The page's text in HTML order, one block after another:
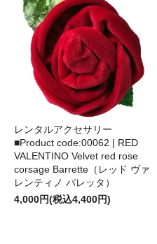
レンタルアクセサリー
■Product code:00062 | RED
VALENTINO Velvet red rose
corsage Barrette（レッド ヴァ
レンティノ バレッタ）
4,000円(税込4,400円)